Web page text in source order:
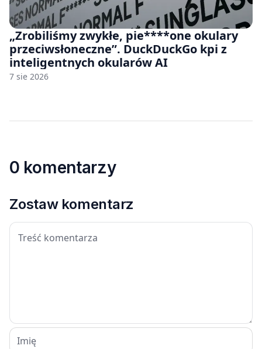
„Zrobiliśmy zwykłe, pie****one okulary
przeciwsłoneczne”. DuckDuckGo kpi z
inteligentnych okularów AI
7 sie 2026
0 komentarzy
Zostaw komentarz